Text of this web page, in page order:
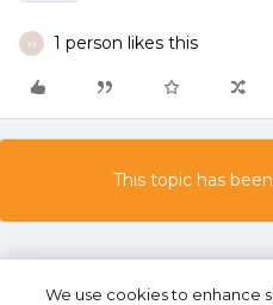
M 1 person likes this
This topic has
We use cookies to enhance